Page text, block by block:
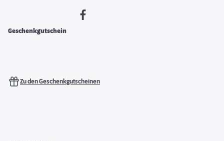
Geschenkgutschein
Zu den Geschenkgutscheinen